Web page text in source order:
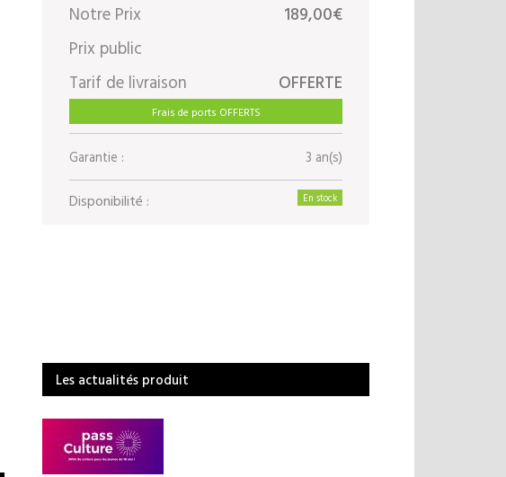
Notre Prix
189,00€
Prix public
Tarif de livraison
OFFERTE
Frais de ports OFFERTS
Garantie : 3 an(s)
Disponibilité : En stock
Les actualités produit